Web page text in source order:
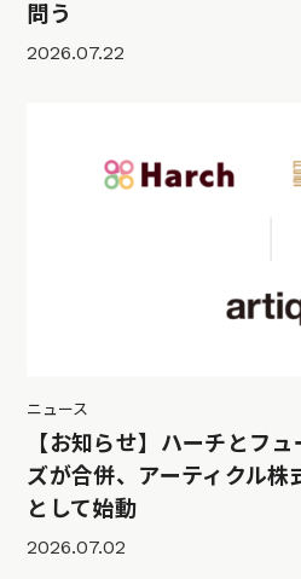
問う
2026.07.22
ニュース
【お知らせ】ハーチとフ
ズが合併、アーティクル
として始動
2026.07.02